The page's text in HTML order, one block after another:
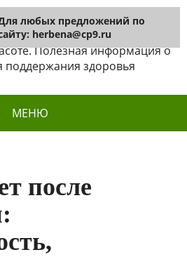
Полезная информация о
поддержания здоровья
МЕНЮ
после
любых предложений по
herbena@cp9.ru